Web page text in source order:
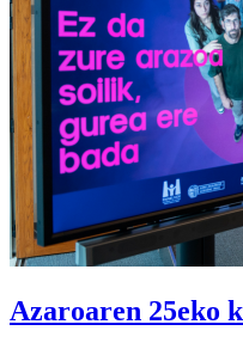
Azaroaren 25eko